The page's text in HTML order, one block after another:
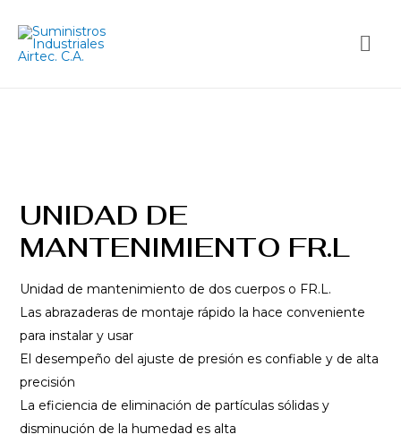
UNIDAD DE
MANTENIMIENTO FR.L
Unidad de mantenimiento de dos cuerpos o FR.L.
Las abrazaderas de montaje rápido la hace conveniente
para instalar y usar
El desempeño del ajuste de presión es confiable y de alta
precisión
La eficiencia de eliminación de partículas sólidas y
disminución de la humedad es alta